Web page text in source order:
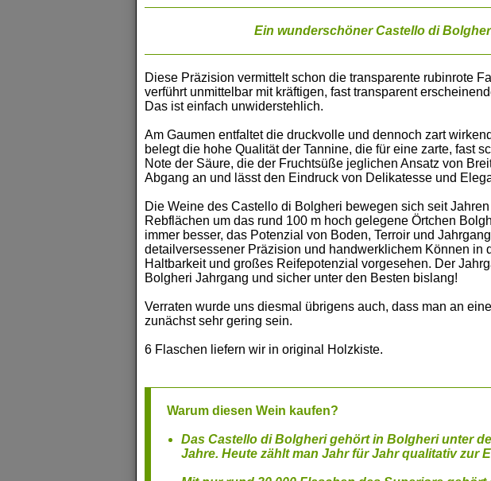
Ein wunderschöner Castello di
Diese Präzision vermittelt schon die transparente rubinrote
verführt unmittelbar mit kräftigen, fast transparent
Das ist einfach unwiderstehlich.
Am Gaumen entfaltet die druckvolle und dennoch zart
belegt die hohe Qualität der Tannine, die für eine zarte, fast
Note der Säure, die der Fruchtsüße jeglichen Ansatz von
Abgang an und lässt den Eindruck von Delikatesse und
Die Weine des Castello di Bolgheri bewegen sich seit
Rebflächen um das rund 100 m hoch gelegene Örtchen
immer besser, das Potenzial von Boden, Terroir und
detailversessener Präzision und handwerklichem Können
Haltbarkeit und großes Reifepotenzial vorgesehen. Der
Bolgheri Jahrgang und sicher unter den Besten bislang!
Verraten wurde uns diesmal übrigens auch, dass man an
zunächst sehr gering sein.
6 Flaschen liefern wir in original Holzkiste.
Warum diesen Wein kaufen?
Das Castello di Bolgheri gehört in Bolgheri unter
Jahre. Heute zählt man Jahr für Jahr qualitativ zur